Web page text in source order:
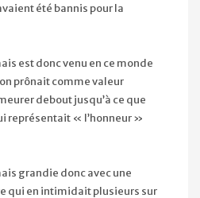
été bannis pour la
est donc venu en ce monde
prônait comme valeur
debout jusqu’à ce que
représentait « l’honneur »
grandie donc avec une
qui en intimidait plusieurs sur